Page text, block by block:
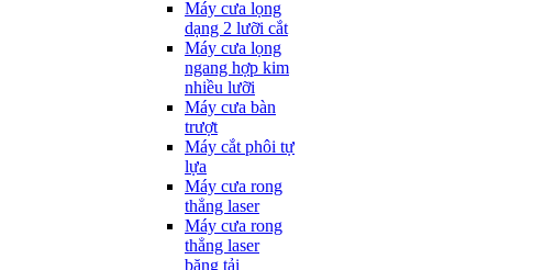
Máy cưa lọng
dạng 2 lưỡi cắt
Máy cưa lọng
ngang hợp kim
nhiều lưỡi
Máy cưa bàn
trượt
Máy cắt phôi tự
lựa
Máy cưa rong
thẳng laser
Máy cưa rong
thẳng laser
băng tải